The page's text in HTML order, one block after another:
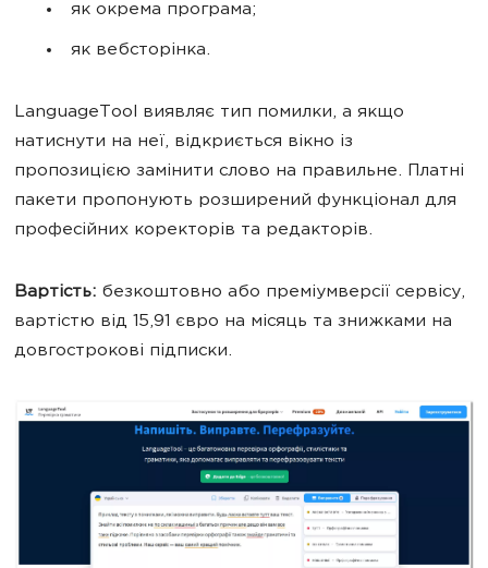
як окрема програма;
як вебсторінка.
LanguageTool виявляє тип помилки, а якщо
натиснути на неї, відкриється вікно із
пропозицією замінити слово на правильне. Платні
пакети пропонують розширений функціонал для
професійних коректорів та редакторів.
Вартість: безкоштовно або преміумверсії сервісу,
вартістю від 15,91 євро на місяць та знижками на
довгострокові підписки.